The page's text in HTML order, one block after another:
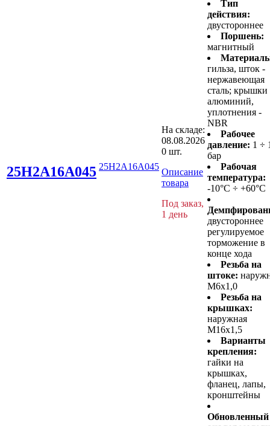
25H2A16A045 25H2A16A045
На складе:
08.08.2026
0 шт.
Описание
товара
Под заказ,
1 день
Тип
действия:
двустороннее
Поршень:
магнитный
гильза, шток -
нержавеющая
сталь; крышки
алюминий,
уплотнения -
NBR
Рабочее
давление: 1 ÷
бар
Рабочая
температура:
-10°C ÷ +60°C
двустороннее
регулируемое
торможение в
конце хода
Резьба на
штоке:
M6x1,0
Резьба на
крышках:
наружная
M16x1,5
Варианты
крепления:
гайки на
крышках,
фланец, лапы,
кронштейны
Обновленный